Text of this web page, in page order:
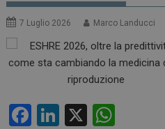
7 Luglio 2026 Marco Landucci
F
Li X